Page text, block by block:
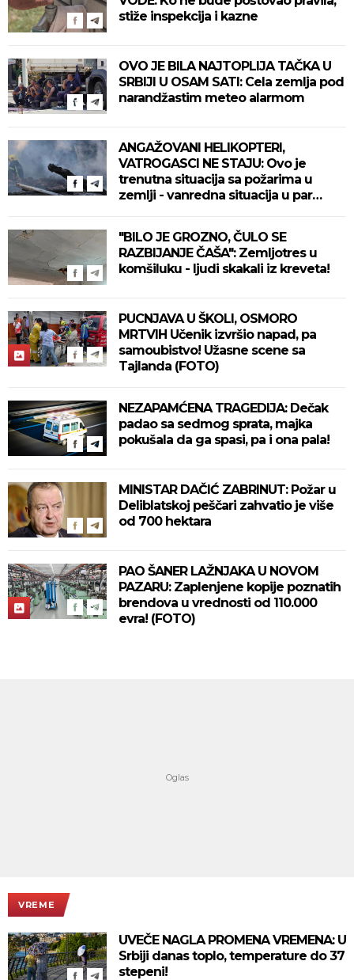
stiže inspekcija i kazne
OVO JE BILA NAJTOPLIJA TAČKA U
SRBIJI U OSAM SATI: Cela zemlja pod
narandžastim meteo alarmom
ANGAŽOVANI HELIKOPTERI,
VATROGASCI NE STAJU: Ovo je
trenutna situacija sa požarima u
zemlji - vanredna situacija u par
"BILO JE GROZNO, ČULO SE
RAZBIJANJE ČAŠA": Zemljotres u
komšiluku - ljudi skakali iz kreveta!
PUCNJAVA U ŠKOLI, OSMORO
MRTVIH Učenik izvršio napad, pa
samoubistvo! Užasne scene sa
Tajlanda (FOTO)
NEZAPAMĆENA TRAGEDIJA: Dečak
padao sa sedmog sprata, majka
pokušala da ga spasi, pa i ona pala!
MINISTAR DAČIĆ ZABRINUT: Požar u
Deliblatskoj peščari zahvatio je više
od 700 hektara
PAO ŠANER LAŽNJAKA U NOVOM
PAZARU: Zaplenjene kopije poznatih
brendova u vrednosti od 110.000
evra! (FOTO)
VREME
UVEČE NAGLA PROMENA VREMENA: U
Srbiji danas toplo, temperature do 37
stepeni!